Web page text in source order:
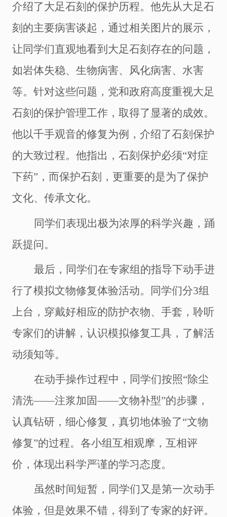
介绍了大足石刻 的保护历程。 他先从大足石
刻 的主要病害谈起，通过相关图片的展示，
让同学们直观地看到大足石刻 存在的问题 ，
如岩体失稳、 生物病害、 风化病害、 水害
等。针对这些问题，党和政府高度重视大足
石刻的保护管理工作，取得了显著的成效。
他以千手观音的修复为例，介绍了石刻保护
的大致过程。他指出，石刻保护必须“对症
下药”，而保护石刻，更重要的是为了保护
文化、 传承文化。
同学们表现出极为浓厚的科学兴趣，踊
跃提问。
最后，同学们在专家组的指导下动手进
行了模拟文物修复体验活动。同学们分3组
上台，穿戴好相应的防护衣物、手套，聆听
专家们的讲解，认识模拟修复工具，了解活
动须知等。
在动手操作过程中，同学们按照“除尘
清洗――注浆加固――文物补型”的步骤，
认真钻研，细心修复，真切地体验了“文物
修复”的过程。各小组互相观摩，互相评
价，体现出科学严谨的学习态度。
虽然时间短暂，同学们又是第一次动手
体验，但是效果不错，得到了专家的好评。